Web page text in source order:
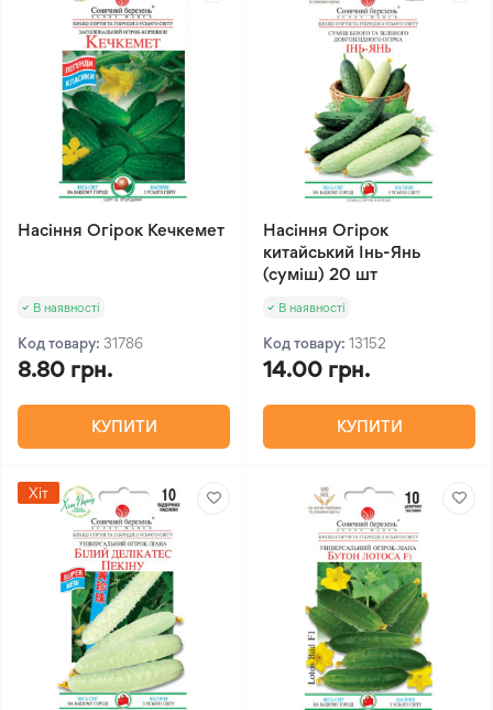
Насіння Огірок Кечкемет
В наявності
Код товару: 31786
8.80 грн.
КУПИТИ
Насіння Огірок
китайський Інь-Янь
(суміш) 20 шт
В наявності
Код товару: 13152
14.00 грн.
КУПИТИ
Хіт